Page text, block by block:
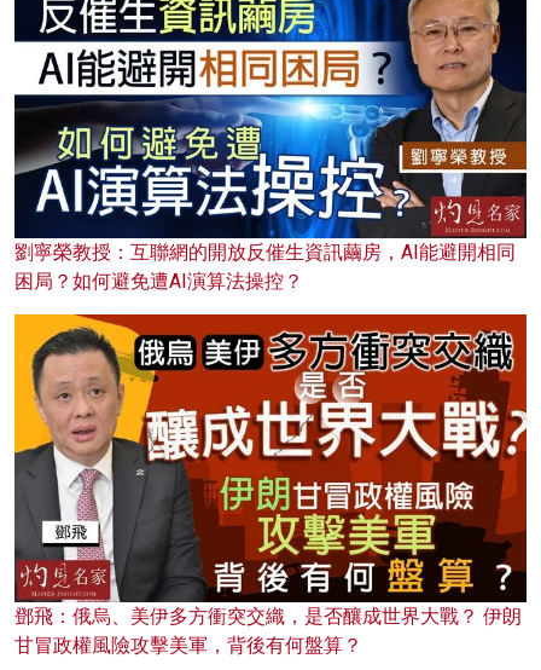
劉寧榮教授：互聯網的開放反催生資訊繭房，AI能避開相同
困局？如何避免遭AI演算法操控？
鄧飛：俄烏、美伊多方衝突交織，是否釀成世界大戰？ 伊朗
甘冒政權風險攻擊美軍，背後有何盤算？